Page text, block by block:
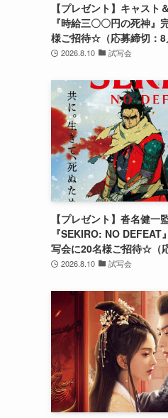
【プレゼント】キャスト
『時給三〇〇円の死神』
様ご招待☆（応募締切：8
2026.8.10 試写会
【プレゼント】沓名健一
『SEKIRO: NO
写会に20名様ご招待☆（
2026.8.10 試写会